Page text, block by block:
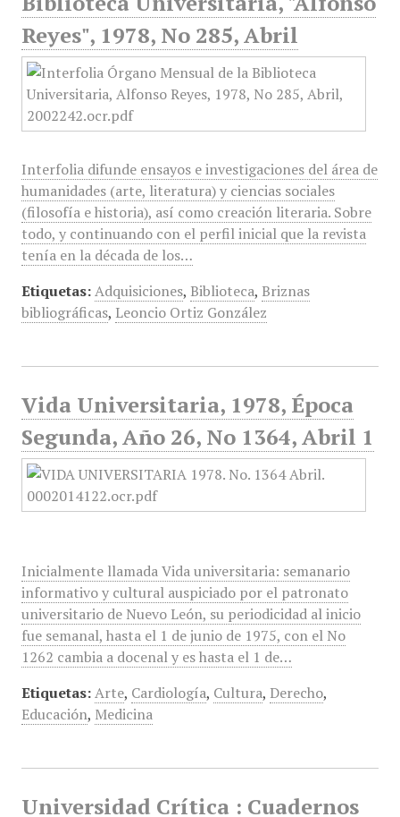
Reyes", 1978, No 285, Abril
Interfolia difunde ensayos e investigaciones del área de
humanidades (arte, literatura) y ciencias sociales
(filosofía e historia), así como creación literaria. Sobre
todo, y continuando con el perfil inicial que la revista
tenía en la década de los…
Etiquetas: Adquisiciones, Biblioteca, Briznas
bibliográficas, Leoncio Ortiz González
Vida Universitaria, 1978, Época
Segunda, Año 26, No 1364, Abril 1
Inicialmente llamada Vida universitaria: semanario
informativo y cultural auspiciado por el patronato
universitario de Nuevo León, su periodicidad al inicio
fue semanal, hasta el 1 de junio de 1975, con el No
1262 cambia a docenal y es hasta el 1 de…
Etiquetas: Arte, Cardiología, Cultura, Derecho,
Educación, Medicina
Universidad Crítica : Cuadernos